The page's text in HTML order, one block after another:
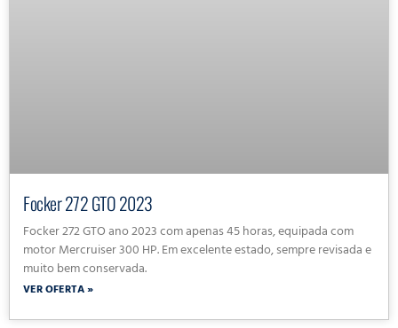
Focker 272 GTO 2023
Focker 272 GTO ano 2023 com apenas 45 horas, equipada com
motor Mercruiser 300 HP. Em excelente estado, sempre revisada e
muito bem conservada.
VER OFERTA »